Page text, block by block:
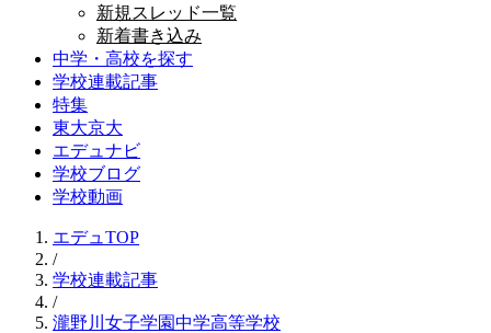
新規スレッド一覧
新着書き込み
中学・高校を探す
学校連載記事
特集
東大京大
エデュナビ
学校ブログ
学校動画
エデュTOP
/
学校連載記事
/
瀧野川女子学園中学高等学校